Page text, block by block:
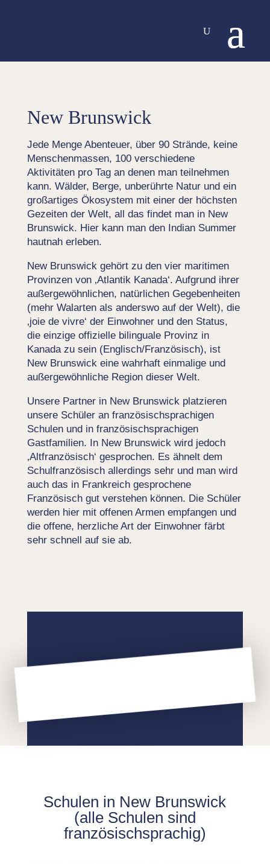
New Brunswick
Jede Menge Abenteuer, über 90 Strände, keine
Menschenmassen, 100 verschiedene
Aktivitäten pro Tag an denen man teilnehmen
kann. Wälder, Berge, unberührte Natur und ein
großartiges Ökosystem mit einer der höchsten
Gezeiten der Welt, all das findet man in New
Brunswick. Hier kann man den Indian Summer
hautnah erleben.
New Brunswick gehört zu den vier maritimen
Provinzen von ‚Atlantik Kanada‘. Aufgrund ihrer
außergewöhnlichen, natürlichen Gegebenheiten
(mehr Walarten als anderswo auf der Welt), die
‚joie de vivre‘ der Einwohner und den Status,
die einzige offizielle bilinguale Provinz in
Kanada zu sein (Englisch/Französisch), ist
New Brunswick eine wahrhaft einmalige und
außergewöhnliche Region dieser Welt.
Unsere Partner in New Brunswick platzieren
unsere Schüler an französischsprachigen
Schulen und in französischsprachigen
Gastfamilien. In New Brunswick wird jedoch
‚Altfranzösisch‘ gesprochen. Es ähnelt dem
Schulfranzösisch allerdings sehr und man wird
auch das in Frankreich gesprochene
Französisch gut verstehen können. Die Schüler
werden hier mit offenen Armen empfangen und
die offene, herzliche Art der Einwohner färbt
sehr schnell auf sie ab.
Schulen in New Brunswick
(alle Schulen sind
französischsprachig)